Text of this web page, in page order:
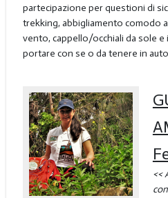
partecipazione per questioni di
trekking, abbigliamento comodo
vento, cappello/occhiali da sole e
portare con se o da tenere in
<<